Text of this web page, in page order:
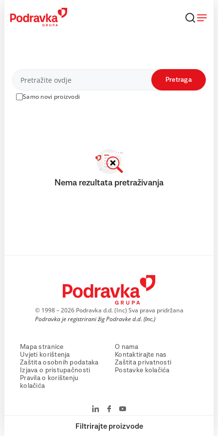
content
Proizvodi
Samo novi proizvodi
Pretraga
Filtrirajte proizvode
Nema rezultata pretraživanja
© 1998 – 2026 Podravka d.d. (Inc) Sva prava pridržana
Podravka je registrirani žig Podravke d.d. (Inc.)
Mapa stranice
Uvjeti korištenja
Zaštita osobnih podataka
Izjava o pristupačnosti
Pravila o korištenju
kolačića
O nama
Kontaktirajte nas
Zaštita privatnosti
Postavke kolačića